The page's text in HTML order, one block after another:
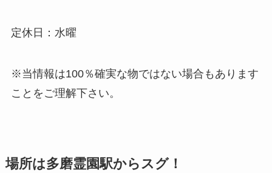
定休日：水曜
※当情報は100％確実な物ではない場合もあります
ことをご理解下さい。
場所は多磨霊園駅からスグ！